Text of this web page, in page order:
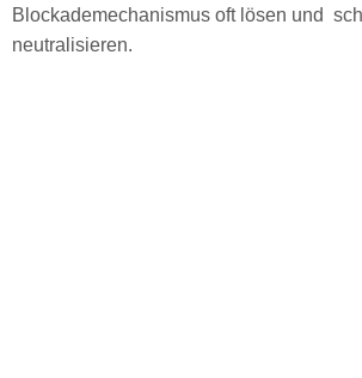
Blockademechanismus oft lösen und
neutralisieren.